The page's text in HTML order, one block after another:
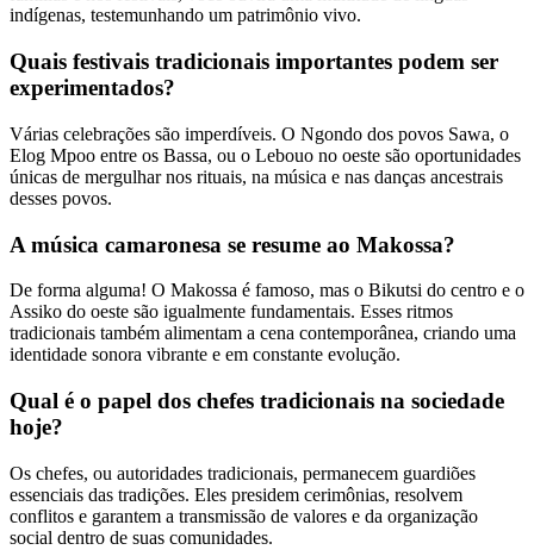
indígenas, testemunhando um patrimônio vivo.
Quais festivais tradicionais importantes podem ser
experimentados?
Várias celebrações são imperdíveis. O Ngondo dos povos Sawa, o
Elog Mpoo entre os Bassa, ou o Lebouo no oeste são oportunidades
únicas de mergulhar nos rituais, na música e nas danças ancestrais
desses povos.
A música camaronesa se resume ao Makossa?
De forma alguma! O Makossa é famoso, mas o Bikutsi do centro e o
Assiko do oeste são igualmente fundamentais. Esses ritmos
tradicionais também alimentam a cena contemporânea, criando uma
identidade sonora vibrante e em constante evolução.
Qual é o papel dos chefes tradicionais na sociedade
hoje?
Os chefes, ou autoridades tradicionais, permanecem guardiões
essenciais das tradições. Eles presidem cerimônias, resolvem
conflitos e garantem a transmissão de valores e da organização
social dentro de suas comunidades.